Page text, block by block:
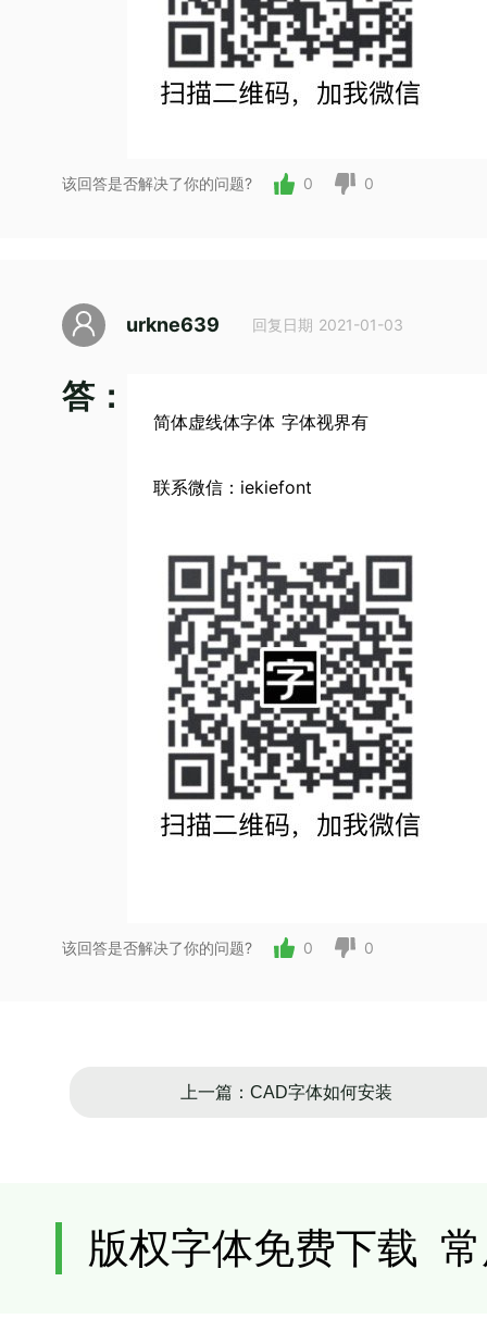
该回答是否解决了你的问题? 0 0
urkne639 回复日期 2021-01-03
答：
简体虚线体字体 字体视界有
联系微信：iekiefont
该回答是否解决了你的问题? 0 0
上一篇：CAD字体如何安装